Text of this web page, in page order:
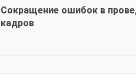
Сокращение ошибок в
кадров